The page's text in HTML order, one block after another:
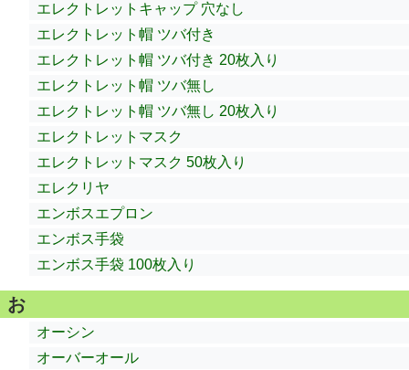
エレクトレットキャップ 穴なし
エレクトレット帽 ツバ付き
エレクトレット帽 ツバ付き 20枚入り
エレクトレット帽 ツバ無し
エレクトレット帽 ツバ無し 20枚入り
エレクトレットマスク
エレクトレットマスク 50枚入り
エレクリヤ
エンボスエプロン
エンボス手袋
エンボス手袋 100枚入り
お
オーシン
オーバーオール